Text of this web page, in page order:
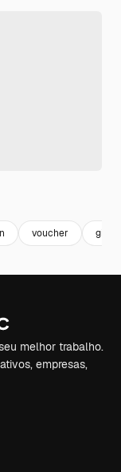
voucher gift
melhor trabalho.
empresas,